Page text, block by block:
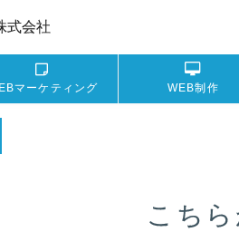
式会社
マーケティング WEB制作
こち